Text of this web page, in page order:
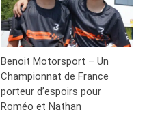
Benoit Motorsport – Un
Championnat de France
porteur d’espoirs pour
Roméo et Nathan